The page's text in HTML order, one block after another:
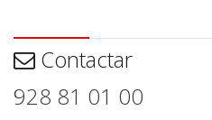
Contactar
928 81 01 00